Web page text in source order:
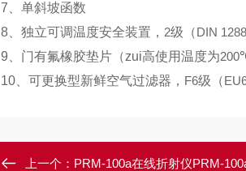
7 、单斜坡函数
8、独立可调温度安全装置， 2级（DIN
9 、门有氟橡胶垫片（zui高使用温度为200
10、可更换型新鲜空气过滤器， F6级（
上一个： PRM-100a在线折射仪PRM-100a在